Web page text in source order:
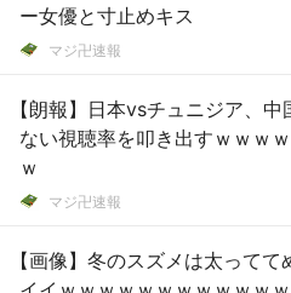
ー女優と寸止めキス
マジ卍速報
【朗報】日本vsチュニジア、中
ない視聴率を叩き出すｗｗｗ
ｗ
マジ卍速報
【画像】冬のスズメは太ってて